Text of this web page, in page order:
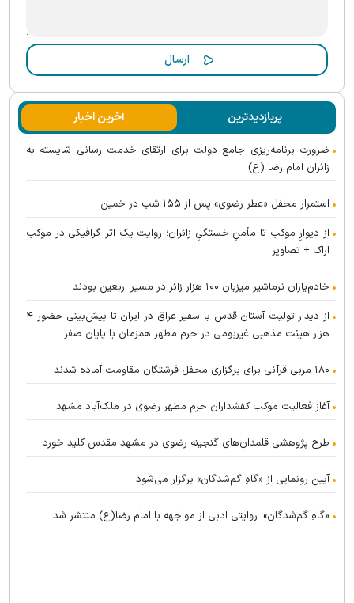
پربازدیدترین آخرین اخبار
ضرورت برنامه‌ریزی جامع دولت برای ارتقای خدمت رسانی شایسته به
زائران امام رضا (ع)
استمرار محفل «عطر رضوی» پس از ۱۵۵ شب در خمین
از دیوارِ موکب تا مأمنِ خستگیِ زائران؛ روایت یک اثر گرافیکی در موکب
اراک + تصاویر
خادم‌یاران نرماشیر میزبان ۱۰۰ هزار زائر در مسیر اربعین بودند
از دیدار تولیت آستان قدس با سفیر عراق در ایران تا پیش‌بینی حضور ۴
هزار هیئت مذهبی غیربومی در حرم مطهر همزمان با پایان صفر
۱۸۰ مربی قرآنی برای برگزاری محفل فرشتگان مقاومت آماده شدند
آغاز فعالیت موکب کفشداران حرم مطهر رضوی در ملک‌آباد مشهد
طرح پژوهشی قلمدان‌های گنجینه رضوی در مشهد مقدس کلید خورد
آیین رونمایی از «گاهِ گم‌شدگان» برگزار می‌شود
«گاهِ گم‌شدگان»؛ روایتی ادبی از مواجهه با امام رضا(ع) منتشر شد